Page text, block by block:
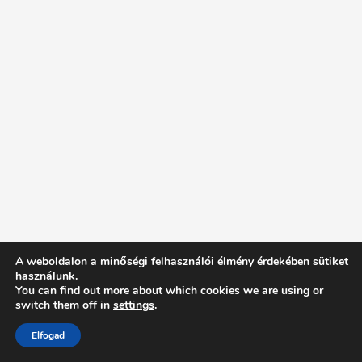
Intentionally Blank - Proudly powered by WordPress
A weboldalon a minőségi felhasználói élmény érdekében sütiket
használunk.
You can find out more about which cookies we are using or
switch them off in settings.
Elfogad